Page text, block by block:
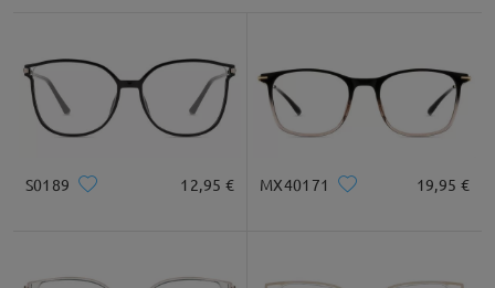
S0189 12,95 € MX40171 19,95 €